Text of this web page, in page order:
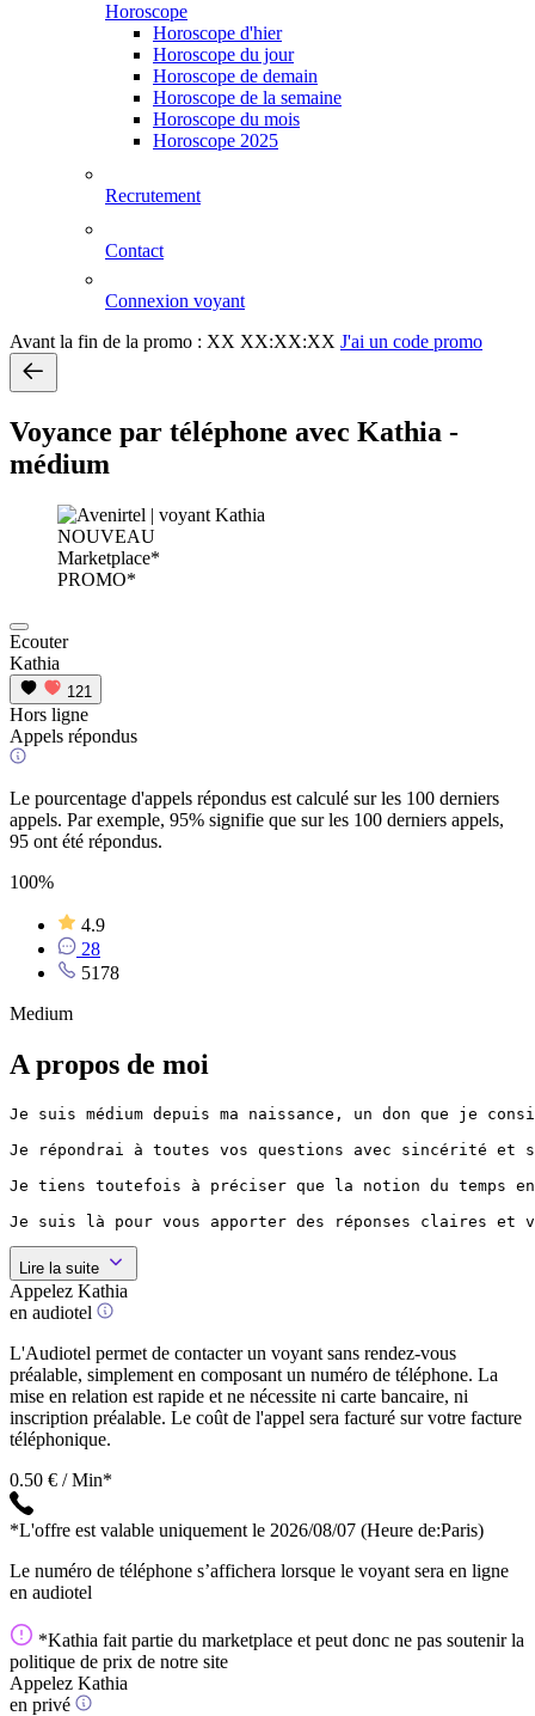
Horoscope
Horoscope d'hier
Horoscope du jour
Horoscope de demain
Horoscope de la semaine
Horoscope du mois
Horoscope 2025
Recrutement
Contact
Connexion voyant
Avant la fin de la promo : XX XX:XX:XX J'ai un code promo
Voyance par téléphone avec Kathia -
médium
NOUVEAU
Marketplace*
PROMO*
Ecouter
Kathia
121
Hors ligne
Appels répondus
Le pourcentage d'appels répondus est calculé sur les 100 derniers
appels. Par exemple, 95% signifie que sur les 100 derniers appels,
95 ont été répondus.
100%
4.9
28
5178
Medium
A propos de moi
Je suis médium depuis ma naissance, un don que je
Je répondrai à toutes vos questions avec sincérité et
Je tiens toutefois à préciser que la notion du temps
Je suis là pour vous apporter des réponses claires et
Lire la suite
Appelez Kathia
en audiotel
L'Audiotel permet de contacter un voyant sans rendez-vous
préalable, simplement en composant un numéro de téléphone. La
mise en relation est rapide et ne nécessite ni carte bancaire, ni
inscription préalable. Le coût de l'appel sera facturé sur votre facture
téléphonique.
0.50 € / Min*
*L'offre est valable uniquement le 2026/08/07 (Heure de:Paris)
Le numéro de téléphone s’affichera lorsque le voyant sera en ligne
en audiotel
*Kathia fait partie du marketplace et peut donc ne pas soutenir la
politique de prix de notre site
Appelez Kathia
en privé